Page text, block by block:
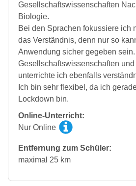
Gesellschaftswissenschaften
Biologie.
Bei den Sprachen fokussiere ich
das Verständnis, denn nur so
Anwendung sicher gegeben sein.
Gesellschaftswissenschaften
unterrichte ich ebenfalls
Ich bin sehr flexibel, da ich
Lockdown bin.
Online-Unterricht:
Nur Online
Entfernung zum Schüler:
maximal 25 km